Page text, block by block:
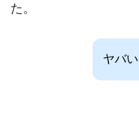
た。
ヤバ